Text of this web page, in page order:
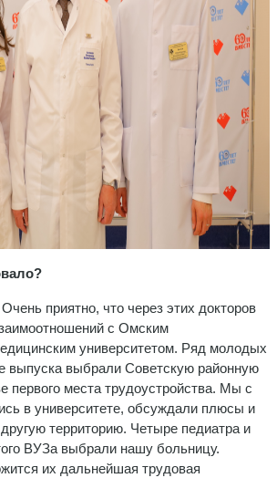
приятно, что через этих докторов
с Омским
университетом. Ряд молодых
выпуска выбрали Советскую районную
первого места трудоустройства. Мы с
в университете, обсуждали плюсы и
территорию. Четыре педиатра и
ВУЗа выбрали нашу больницу.
их дальнейшая трудовая